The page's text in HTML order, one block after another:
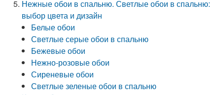
Нежные обои в спальню. Светлые обои в спальню:
выбор цвета и дизайн
Белые обои
Светлые серые обои в спальню
Бежевые обои
Нежно-розовые обои
Сиреневые обои
Светлые зеленые обои в спальню